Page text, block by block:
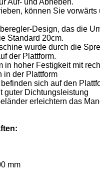
Auf- und Abheben.
können Sie
Design, das die
Standard 20cm.
wurde durch die
der Plattform.
in hoher Festigkeit mit
in der Plattform
sich auf den
guter Dichtungsleistung
erleichtern das
mm